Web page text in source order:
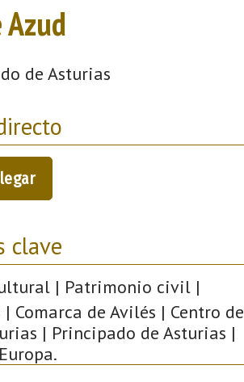
de Asturias
clave
| Patrimonio civil |
Comarca de Avilés | Centro de
| Principado de Asturias |